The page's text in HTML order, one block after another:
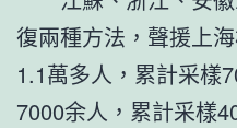
復兩種方法，聲援上
1.1萬多人，累計采樣
7000余人，累計采樣